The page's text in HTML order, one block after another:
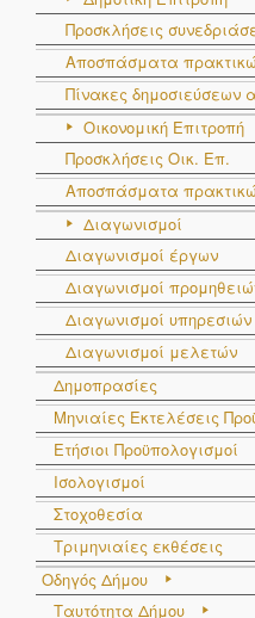
Προσκλήσεις
Αποσπάσματα
Πίνακες
Οικονομική Επιτροπή
Προσκλήσεις Οικ. Επ.
Αποσπάσματα
Διαγωνισμοί
Διαγωνισμοί έργων
Διαγωνισμοί
Διαγωνισμοί υπηρεσιών
Διαγωνισμοί μελετών
Δημοπρασίες
Μηνιαίες Εκτελέσεις
Ετήσιοι Προϋπολογισμοί
Ισολογισμοί
Στοχοθεσία
Τριμηνιαίες εκθέσεις
Οδηγός Δήμου
Ταυτότητα Δήμου